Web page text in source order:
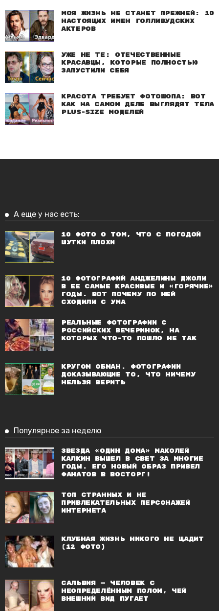
Моя жизнь не станет прежней: 10
настоящих имен голливудских
актеров
Уже не те: Отечественные
красавцы, которые полностью
запустили себя
Красота требует фотошопа: Вот
как на самом деле выглядят тела
plus-size моделей
А еще у нас есть:
10 фото о том, что с погодой
шутки плохи
10 фотографий Анджелины Джоли
в ее самые красивые и «горячие»
годы. Вот почему по ней
сходили с ума
Реальные фотографии с
российских вечеринок, на
которых что-то пошло не так
Кругом обман. Фотографии
доказывающие то, что ничему
нельзя верить
Популярное за неделю
Звезда «Один дома» Маколей
Калкин вышел в свет за многие
годы. Его новый образ привел
фанатов в восторг!
Топ странных и не
привлекательных персонажей
Интернета
Клубная жизнь никого не щадит
(12 фото)
Сальвия — человек с
неопределённым полом, чей
внешний вид пугает